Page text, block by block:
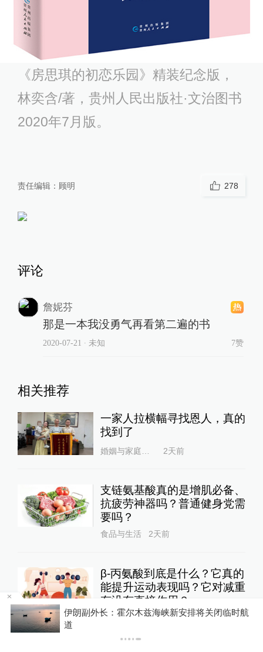
《房思琪的初恋乐园》精装纪念版，
林奕含/著，贵州人民出版社·文治图书
2020年7月版。
责任编辑： 顾明 278
评论
詹妮芬
那是一本我没勇气再看第二遍的书
2020-07-21 ∙ 未知 7赞
相关推荐
一家人拉横幅寻找恩人，真的
找到了
2天前
支链氨基酸真的是增肌必备、
抗疲劳神器吗？普通健身党需
要吗？
食品与生活 2天前
β-丙氨酸到底是什么？它真的
能提升运动表现吗？它对减重
有没有直接作用？
食品与生活 2天前
你有权知道更多
将关闭临时航